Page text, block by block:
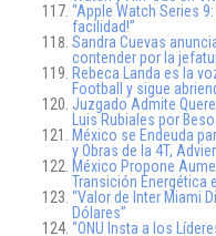
“Apple Watch Series
facilidad!”
Sandra Cuevas
contender por la
Rebeca Landa es la
Football y sigue
Juzgado Admite
Luis Rubiales por
México se Endeuda
y Obras de la 4T,
México Propone
Transición Energética
“Valor de Inter Miami
Dólares”
“ONU Insta a los